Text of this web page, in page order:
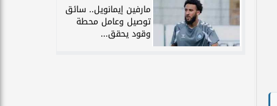
مارفين إيمانويل.. سائق
توصيل وعامل محطة
وقود يحقق...